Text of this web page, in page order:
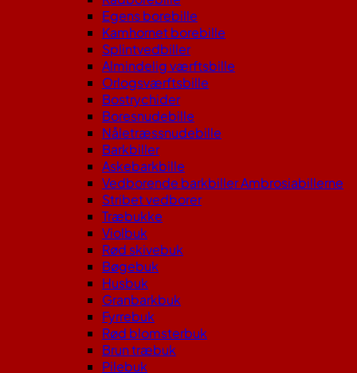
Egens borebille
Kamhornet borebille
Splintvedbiller
Almindelig værftsbille
Orlogsværftsbille
Bostrychider
Boresnudebille
Nåletræssnudebille
Barkbiller
Askebarkbille
Vedborende barkbiller Ambrosiabillerne
Stribet vedborer
Træbukke
Violbuk
Rød skivebuk
Bøgebuk
Husbuk
Granbarkbuk
Fyrrebuk
Rød blomsterbuk
Brun træbuk
Pilebuk